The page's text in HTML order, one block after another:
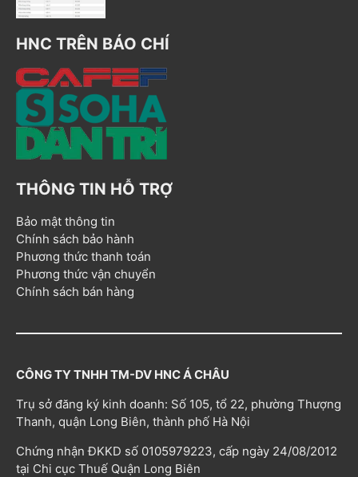
HNC TRÊN BÁO CHÍ
THÔNG TIN HỖ TRỢ
Bảo mật thông tin
Chính sách bảo hành
Phương thức thanh toán
Phương thức vận chuyển
Chính sách bán hàng
CÔNG TY TNHH TM-DV HNC Á CHÂU
Trụ sở đăng ký kinh doanh: Số 105, tổ 22, phường Thượng
Thanh, quận Long Biên, thành phố Hà Nội
Chứng nhận ĐKKD số 0105979223, cấp ngày 24/08/2012
tại Chi cục Thuế Quận Long Biên